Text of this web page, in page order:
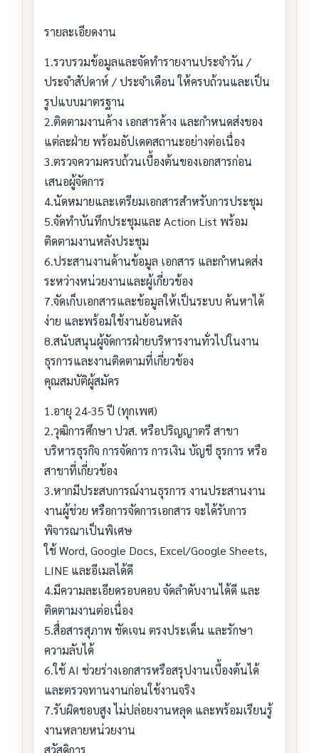
รายละเอียดงาน
1.รวบรวมข้อมูลและจัดทำรายงานประจำวัน /
ประจำสัปดาห์ / ประจำเดือน ให้ครบถ้วนและเป็น
รูปแบบมาตรฐาน
2.ติดตามงานค้าง เอกสารค้าง และกำหนดส่งของ
แต่ละฝ่าย พร้อมอัปเดตสถานะอย่างต่อเนื่อง
3.ตรวจความครบถ้วนเบื้องต้นของเอกสารก่อน
เสนอผู้จัดการ
4.นัดหมายและเตรียมเอกสารสำหรับการประชุม
5.จัดทำบันทึกประชุมและ Action List พร้อม
ติดตามงานหลังประชุม
6.ประสานงานด้านข้อมูล เอกสาร และกำหนดส่ง
ระหว่างหน่วยงานและผู้เกี่ยวข้อง
7.จัดเก็บเอกสารและข้อมูลให้เป็นระบบ ค้นหาได้
ง่าย และพร้อมใช้งานย้อนหลัง
8.สนับสนุนผู้จัดการฝ่ายบริหารงานทั่วไปในงาน
ธุรการและงานติดตามที่เกี่ยวข้อง
คุณสมบัติผู้สมัคร
1.อายุ 24-35 ปี (ทุกเพศ)
2.วุฒิการศึกษา ปวส. หรือปริญญาตรี สาขา
บริหารธุรกิจ การจัดการ การเงิน บัญชี ธุรการ หรือ
สาขาที่เกี่ยวข้อง
3.หากมีประสบการณ์งานธุรการ งานประสานงาน
งานผู้ช่วย หรือการจัดการเอกสาร จะได้รับการ
พิจารณาเป็นพิเศษ
ใช้ Word, Google Docs, Excel/Google Sheets,
LINE และอีเมลได้ดี
4.มีความละเอียดรอบคอบ จัดลำดับงานได้ดี และ
ติดตามงานต่อเนื่อง
5.สื่อสารสุภาพ ชัดเจน ตรงประเด็น และรักษา
ความลับได้
6.ใช้ AI ช่วยร่างเอกสารหรือสรุปงานเบื้องต้นได้
และตรวจทานงานก่อนใช้งานจริง
7.รับผิดชอบสูง ไม่ปล่อยงานหลุด และพร้อมเรียนรู้
งานหลายหน่วยงาน
สวัสดิการ